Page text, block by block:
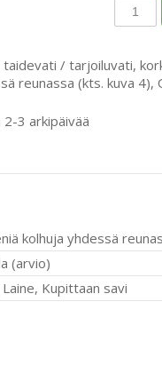
/ tarjoiluvati,
reunassa (kts. kuva 4),
3 arkipäivää
kolhuja yhdessä
(arvio)
Kupittaan savi